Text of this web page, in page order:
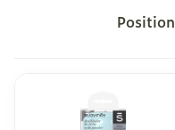
Trier par: